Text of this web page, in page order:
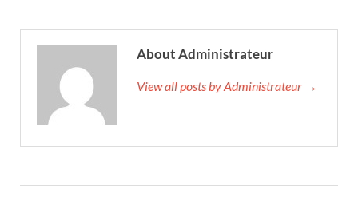
About Administrateur
View all posts by Administrateur →